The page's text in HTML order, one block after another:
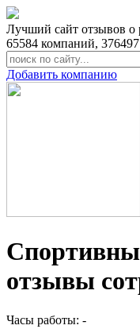
Лучший сайт отзывов о
65584 компаний, 376497
Добавить компанию
отзывы
Часы работы: -